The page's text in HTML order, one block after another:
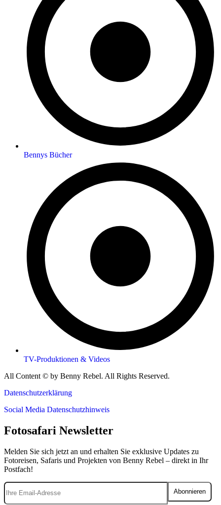
Bennys Bücher
TV-Produktionen & Videos
All Content © by Benny Rebel. All Rights Reserved.
Datenschutzerklärung
Social Media Datenschutzhinweis
Fotosafari Newsletter
Melden Sie sich jetzt an und erhalten Sie exklusive Updates zu
Fotoreisen, Safaris und Projekten von Benny Rebel – direkt in Ihr
Postfach!